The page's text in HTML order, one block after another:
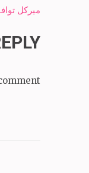
Post
ميركل